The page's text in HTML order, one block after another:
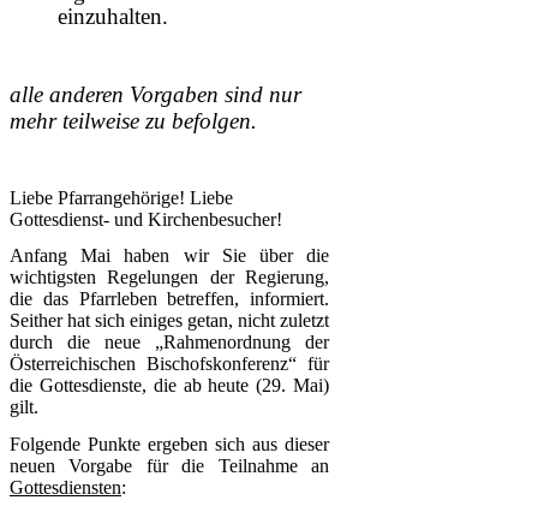
einzuhalten.
alle anderen Vorgaben sind nur
mehr teilweise zu befolgen.
Liebe Pfarrangehörige! Liebe
Gottesdienst- und Kirchenbesucher!
Anfang Mai haben wir Sie über die
wichtigsten Regelungen der Regierung,
die das Pfarrleben betreffen, informiert.
Seither hat sich einiges getan, nicht zuletzt
durch die neue „Rahmenordnung der
Österreichischen Bischofskonferenz“ für
die Gottesdienste, die ab heute (29. Mai)
gilt.
Folgende Punkte ergeben sich aus dieser
neuen Vorgabe für die Teilnahme an
Gottesdiensten: